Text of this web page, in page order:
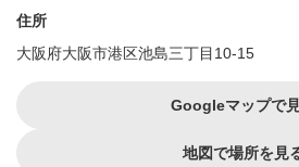
住所
大阪府大阪市港区池島三丁目10-15
Googleマップで
地図で場所を見